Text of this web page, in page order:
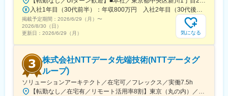
変更の範囲：会社の定める業務
掲載予定期間： 2026/6/29（月） 〜
2026/8/30（日）
更新日： 2026/6/29（月） 気になる
株式会社NTTデータ先端技術(NTTデータグ
ループ)
ソリューションアーキテクト／在宅可／フレックス／実働7.5h